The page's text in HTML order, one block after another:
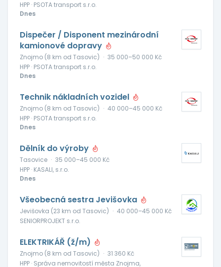
HPP · PSOTA transport s.r.o.
Dnes
Dispečer / Disponent mezinárodní
kamionové dopravy
Znojmo (8 km od Tasovic) · 35 000–50 000 Kč
HPP · PSOTA transport s.r.o.
Dnes
Technik nákladních vozidel
Znojmo (8 km od Tasovic) · 40 000–45 000 Kč
HPP · PSOTA transport s.r.o.
Dnes
Dělník do výroby
Tasovice · 35 000–45 000 Kč
HPP · KASALI, s.r.o.
Dnes
Všeobecná sestra Jevišovka
Jevišovka (23 km od Tasovic) · 40 000–45 000 Kč
SENIORPROJEKT s.r.o.
ELEKTRIKÁŘ (ž/m)
Znojmo (8 km od Tasovic) · 31 360 Kč
HPP · Správa nemovitostí města Znojma,